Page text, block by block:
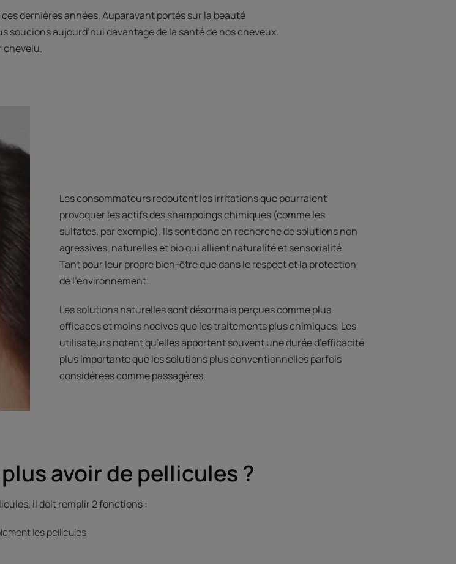
dernières années. Auparavant portés sur la beauté
soucions aujourd’hui davantage de la santé de nos cheveux.
chevelu.
Les consommateurs redoutent les irritations que pourraient
provoquer les actifs des shampoings chimiques (comme les
sulfates, par exemple). Ils sont donc en recherche de solutions non
agressives, naturelles et bio qui allient naturalité et sensorialité.
Tant pour leur propre bien-être que dans le respect et la protection
de l’environnement.
Les solutions naturelles sont désormais perçues comme plus
efficaces et moins nocives que les traitements plus chimiques. Les
utilisateurs notent qu’elles apportent souvent une durée d’efficacité
plus importante que les solutions plus conventionnelles parfois
considérées comme passagères.
avoir de pellicules ?
il doit remplir 2 fonctions :
les pellicules